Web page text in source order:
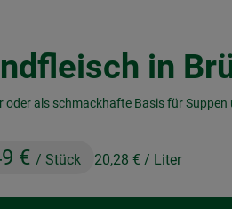
in
oder als schmackhafte Basis für Suppen
€ / Stück 20,28 € / Liter
hinzufügen